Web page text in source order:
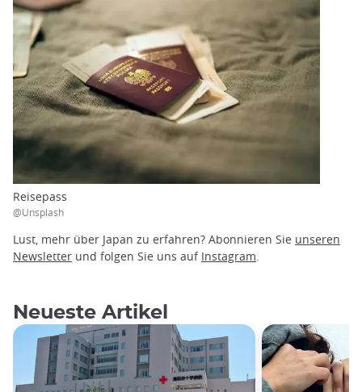
Reisepass
@Unsplash
Lust, mehr über Japan zu erfahren? Abonnieren Sie unseren
Newsletter und folgen Sie uns auf Instagram
Neueste Artikel